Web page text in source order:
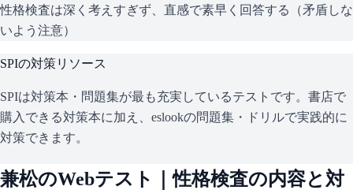
性格検査は深く考えすぎず、直感で素早く回答する（矛盾しな
いよう注意）
SPIの対策リソース
SPIは対策本・問題集が最も充実しているテストです。書店で
購入できる対策本に加え、eslookの問題集・ドリルで実践的に
対策できます。
兼松のWebテスト｜性格検査の内容と対